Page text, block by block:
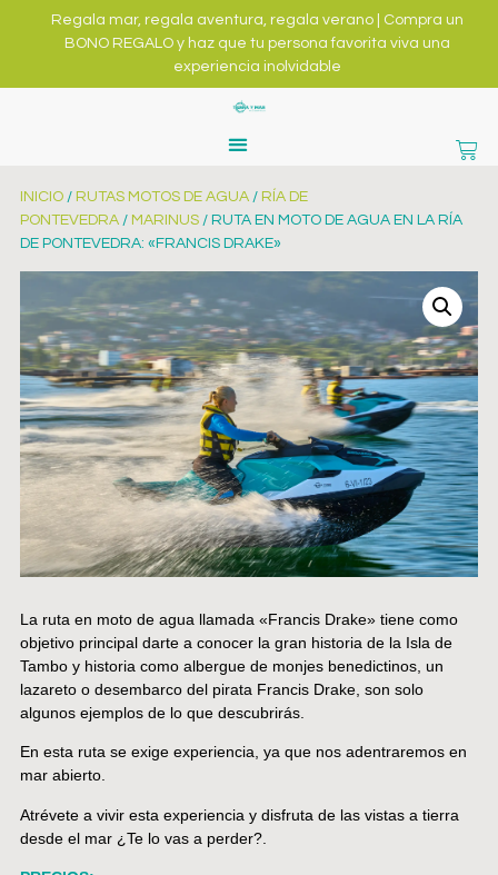
Regala mar, regala aventura, regala verano | Compra un
BONO REGALO y haz que tu persona favorita viva una
experiencia inolvidable
INICIO/ RUTAS MOTOS DE AGUA/ RÍA DE
PONTEVEDRA/ MARINUS/ RUTA EN MOTO DE AGUA EN LA RÍA
DE PONTEVEDRA: «FRANCIS DRAKE»
La ruta en moto de agua llamada «Francis Drake» tiene como
objetivo principal darte a conocer la gran historia de la Isla de
Tambo y historia como albergue de monjes benedictinos, un
lazareto o desembarco del pirata Francis Drake, son solo
algunos ejemplos de lo que descubrirás.
En esta ruta se exige experiencia, ya que nos adentraremos en
mar abierto.
Atrévete a vivir esta experiencia y disfruta de las vistas a tierra
desde el mar ¿Te lo vas a perder?.